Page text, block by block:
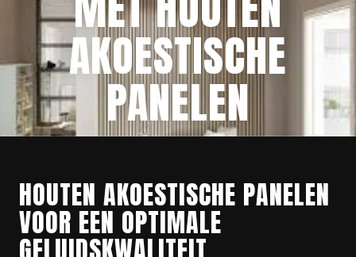
AKOESTISCHE
PANELEN
HOUTEN AKOESTISCHE PANELEN
VOOR EEN OPTIMALE